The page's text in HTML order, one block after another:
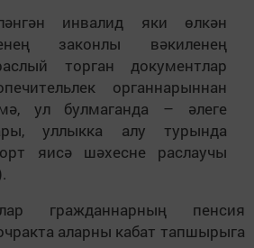
инвалид яки өлкән
законлы вәкиленең
торган документлар
органнарыннан
ул булмаганда – әлеге
уллыкка алу турында
яисә шәхесне раслаучы
гражданнарның пенсия
аларны кабат тапшырыга